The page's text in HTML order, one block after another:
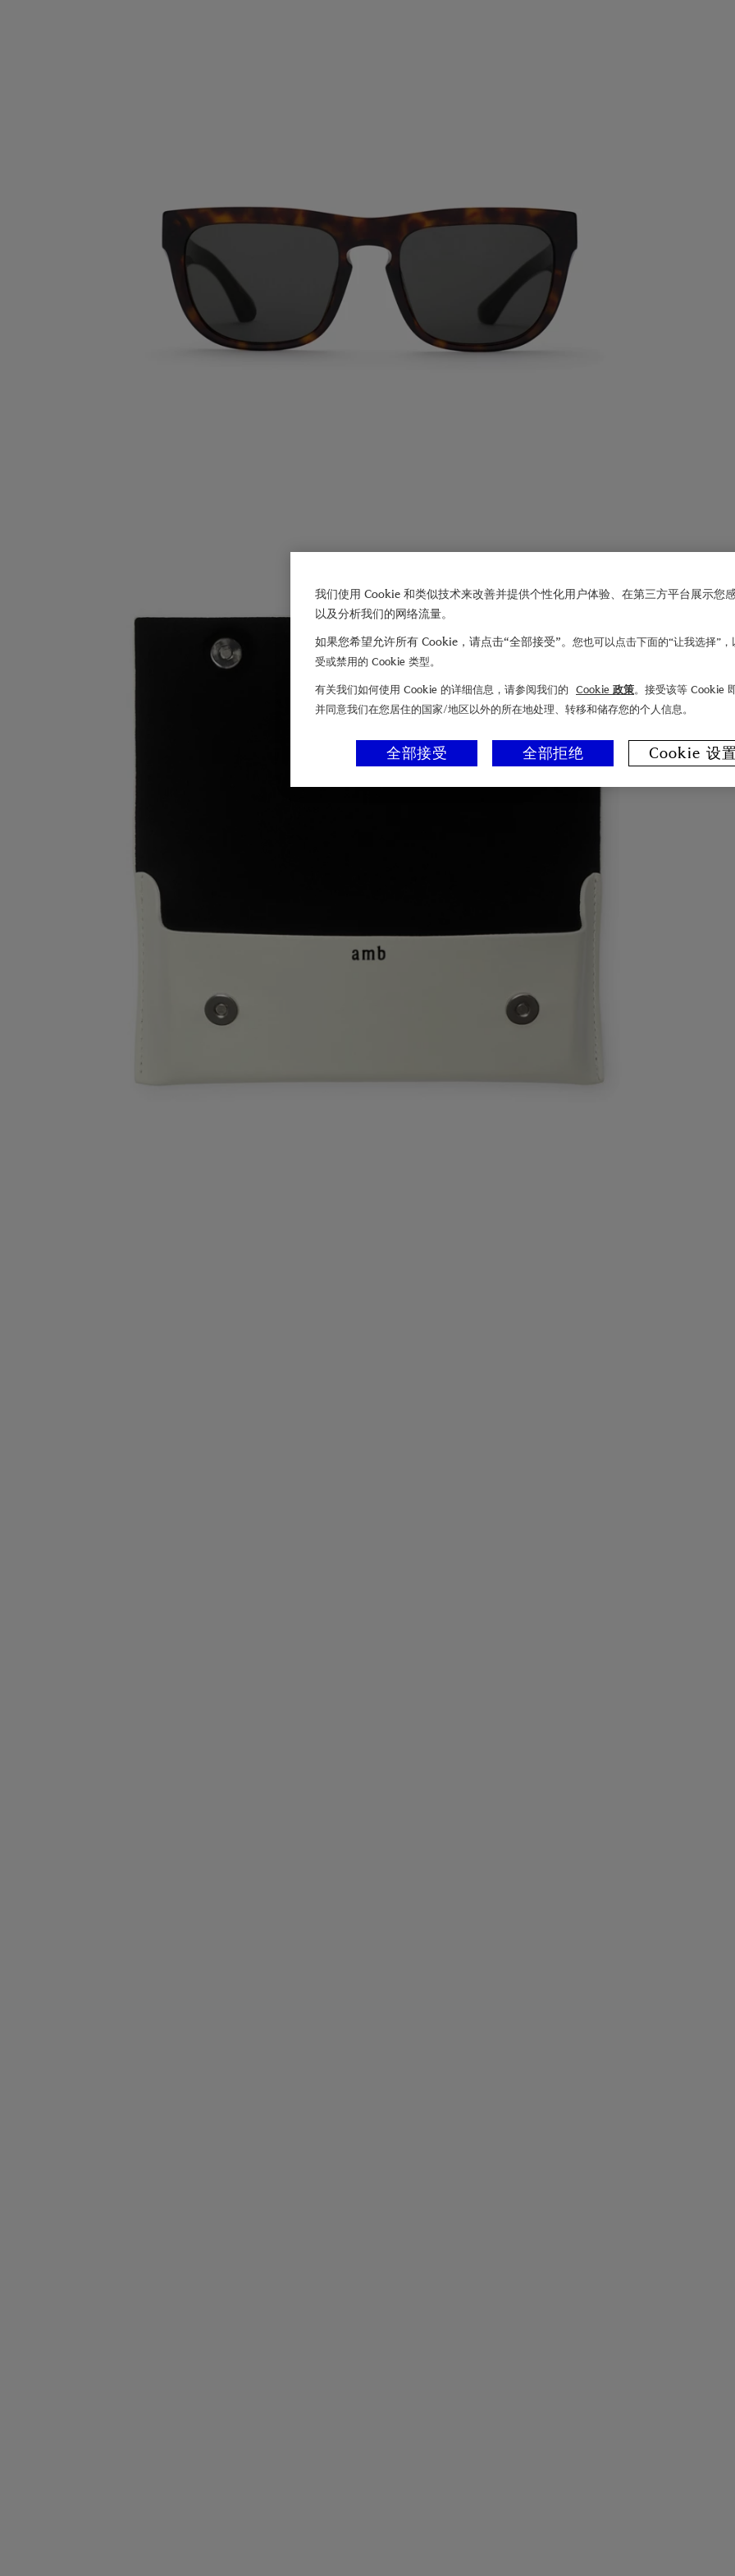
我们使用 Cookie 和类似技术来改善并提供个性化用户体验、在第三方平台展示您
以及分析我们的网络流量。
如果您希望允许所有 Cookie，请点击“全部接受”。 您也可以点击下面的“让我选择”
受或禁用的 Cookie 类型。
有关我们如何使用 Cookie 的详细信息，请参阅我们的 Cookie 政策。接受该等 Cookie
并同意我们在您居住的国家/地区以外的所在地处理、转移和储存您的个人信息。
全部拒绝
全部接受 Cookie 设